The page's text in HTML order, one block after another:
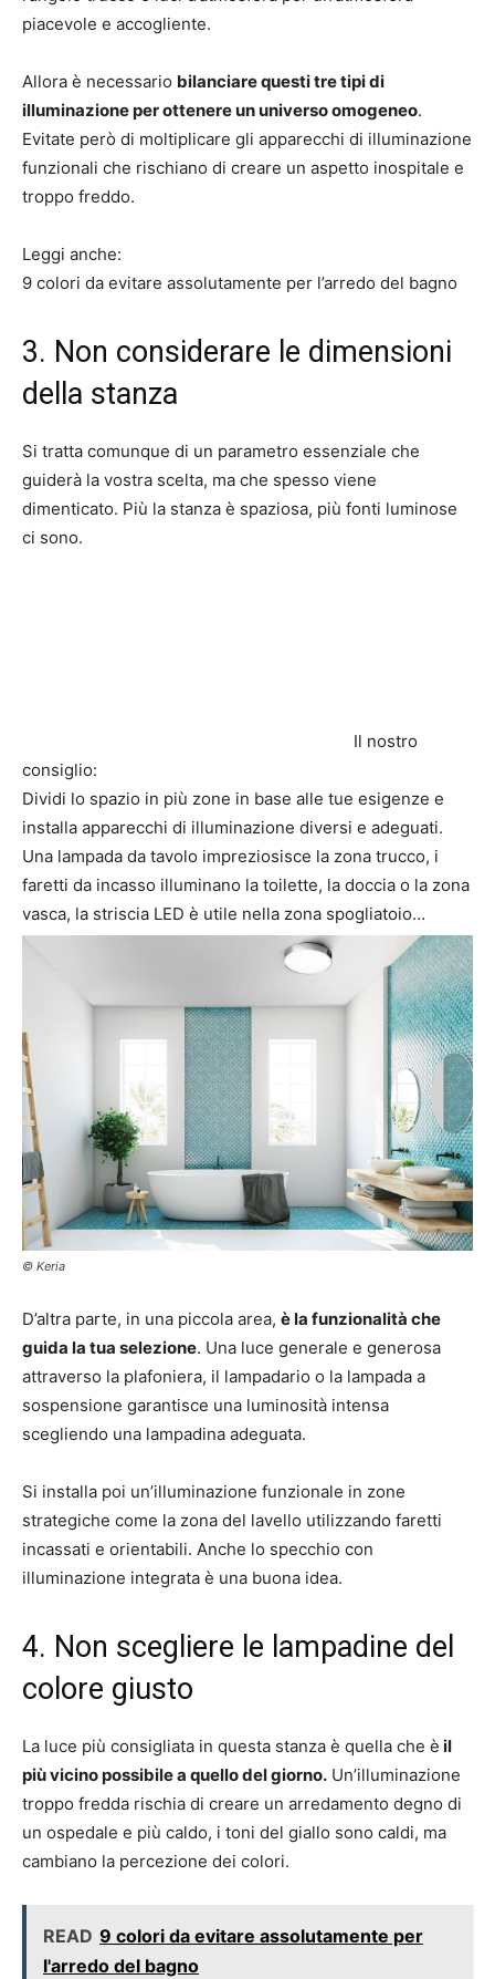
piacevole e accogliente.
Allora è necessario bilanciare questi tre tipi di
illuminazione per ottenere un universo omogeneo.
Evitate però di moltiplicare gli apparecchi di illuminazione
funzionali che rischiano di creare un aspetto inospitale e
troppo freddo.
Leggi anche:
9 colori da evitare assolutamente per l’arredo del bagno
3. Non considerare le dimensioni
della stanza
Si tratta comunque di un parametro essenziale che
guiderà la vostra scelta, ma che spesso viene
dimenticato. Più la stanza è spaziosa, più fonti luminose
ci sono.
Il nostro
consiglio:
Dividi lo spazio in più zone in base alle tue esigenze e
installa apparecchi di illuminazione diversi e adeguati.
Una lampada da tavolo impreziosisce la zona trucco, i
faretti da incasso illuminano la toilette, la doccia o la zona
vasca, la striscia LED è utile nella zona spogliatoio…
© Keria
D’altra parte, in una piccola area, è la funzionalità che
guida la tua selezione. Una luce generale e generosa
attraverso la plafoniera, il lampadario o la lampada a
sospensione garantisce una luminosità intensa
scegliendo una lampadina adeguata.
Si installa poi un’illuminazione funzionale in zone
strategiche come la zona del lavello utilizzando faretti
incassati e orientabili. Anche lo specchio con
illuminazione integrata è una buona idea.
4. Non scegliere le lampadine del
colore giusto
La luce più consigliata in questa stanza è quella che è il
più vicino possibile a quello del giorno. Un’illuminazione
troppo fredda rischia di creare un arredamento degno di
un ospedale e più caldo, i toni del giallo sono caldi, ma
cambiano la percezione dei colori.
READ 9 colori da evitare assolutamente per
l'arredo del bagno